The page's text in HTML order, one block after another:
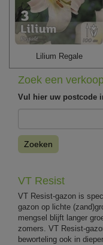
Lilium Regale
Zoek een
Vul hier uw postcode
Zoeken
VT Resist
VT Resist-gazon is
gazon op lichte
mengsel blijft langer
zomers. VT Resist-
beworteling ook in